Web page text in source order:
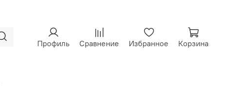
Профиль Сравнение Избранное Корзина